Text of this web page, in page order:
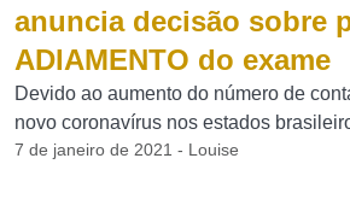
anuncia decisão sobre
ADIAMENTO do exame
Devido ao aumento do número de
novo coronavírus nos estados
7 de janeiro de 2021 - Louise